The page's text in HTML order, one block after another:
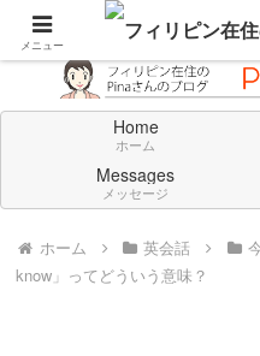
Don't think deeply.
Home
ホーム
Messages
メッセージ
ホーム 英会話
know」ってどういう意味？
メニュー